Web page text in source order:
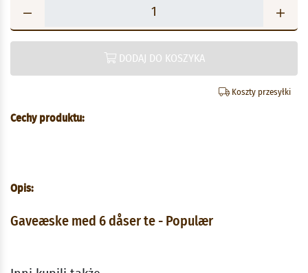
DODAJ DO KOSZYKA
Koszty przesyłki
Cechy produktu:
Opis:
Gaveæske med 6 dåser te - Populær